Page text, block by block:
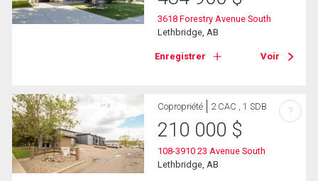
3618 Forestry Avenue South
Lethbridge, AB
Enregistrer Voir
Copropriété 2 CAC , 1 SDB
210 000 $
108-3910 23 Avenue South
Lethbridge, AB
?